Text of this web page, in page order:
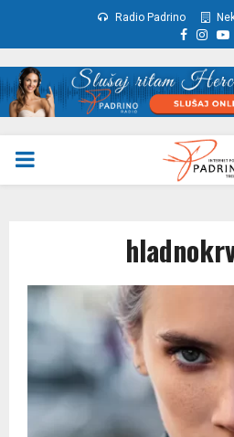
Radio Padrino
Facebook
PRIMARY